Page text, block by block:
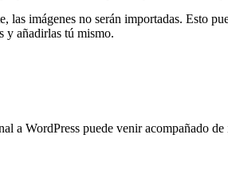
las imágenes no serán importadas. Esto
y añadirlas tú mismo.
a WordPress puede venir acompañado